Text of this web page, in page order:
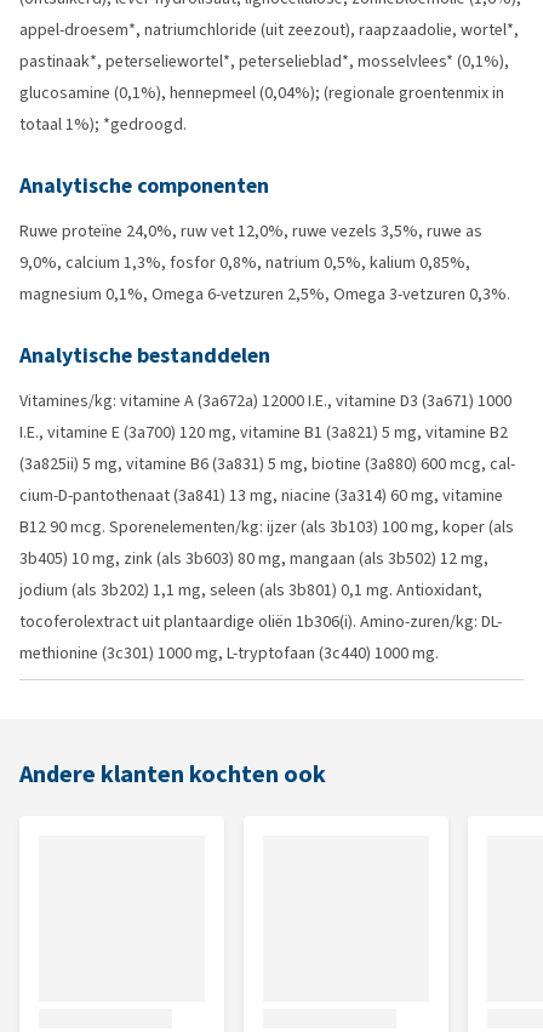
appel-droesem*, natriumchloride (uit zeezout), raapzaadolie, wortel*,
pastinaak*, peterseliewortel*, peterselieblad*, mosselvlees* (0,1%),
glucosamine (0,1%), hennepmeel (0,04%); (regionale groentenmix in
totaal 1%); *gedroogd.
Analytische componenten
Ruwe proteïne 24,0%, ruw vet 12,0%, ruwe vezels 3,5%, ruwe as
9,0%, calcium 1,3%, fosfor 0,8%, natrium 0,5%, kalium 0,85%,
magnesium 0,1%, Omega 6-vetzuren 2,5%, Omega 3-vetzuren 0,3%.
Analytische bestanddelen
Vitamines/kg: vitamine A (3a672a) 12000 I.E., vitamine D3 (3a671) 1000
I.E., vitamine E (3a700) 120 mg, vitamine B1 (3a821) 5 mg, vitamine B2
(3a825ii) 5 mg, vitamine B6 (3a831) 5 mg, biotine (3a880) 600 mcg, cal-
cium-D-pantothenaat (3a841) 13 mg, niacine (3a314) 60 mg, vitamine
B12 90 mcg. Sporenelementen/kg: ijzer (als 3b103) 100 mg, koper (als
3b405) 10 mg, zink (als 3b603) 80 mg, mangaan (als 3b502) 12 mg,
jodium (als 3b202) 1,1 mg, seleen (als 3b801) 0,1 mg. Antioxidant,
tocoferolextract uit plantaardige oliën 1b306(i). Amino-zuren/kg: DL-
methionine (3c301) 1000 mg, L-tryptofaan (3c440) 1000 mg.
Andere klanten kochten ook